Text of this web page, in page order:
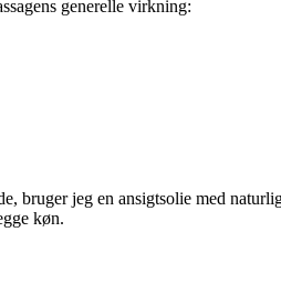
generelle virkning:
jeg en ansigtsolie med
køn.